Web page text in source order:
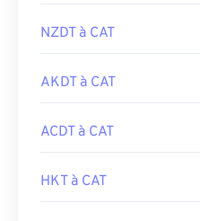
NZDT à CAT
AKDT à CAT
ACDT à CAT
HKT à CAT